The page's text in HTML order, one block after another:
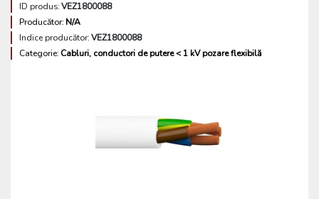
ID produs:VEZ1800088
Producător:N/A
Indice producător:VEZ1800088
Categorie: Cabluri, conductori de putere < 1 kV pozare flexibilă